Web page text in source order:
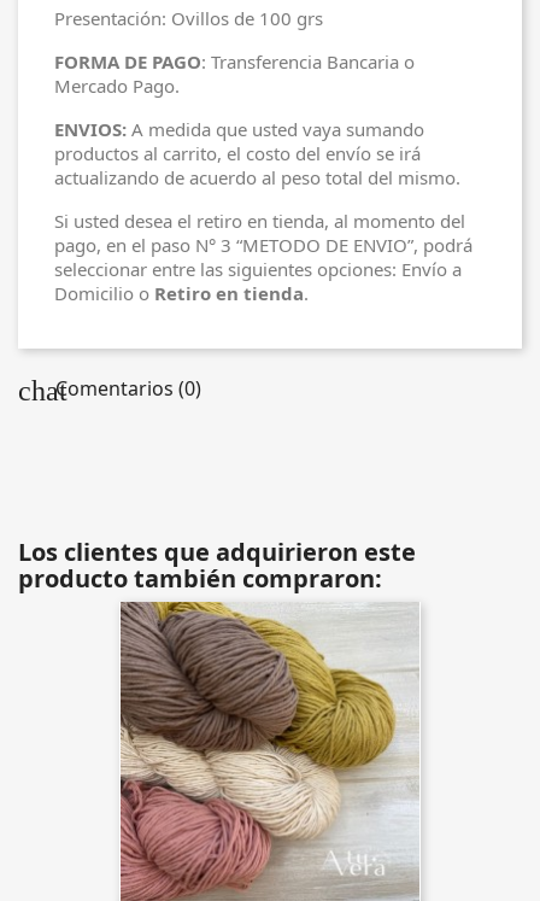
Presentación: Ovillos de 100 grs
FORMA DE PAGO: Transferencia Bancaria o
Mercado Pago.
ENVIOS: A medida que usted vaya sumando
productos al carrito, el costo del envío se irá
actualizando de acuerdo al peso total del mismo.
Si usted desea el retiro en tienda, al momento del
pago, en el paso N° 3 “METODO DE ENVIO”, podrá
seleccionar entre las siguientes opciones: Envío a
Domicilio o Retiro en tienda.
chatComentarios (0)
Los clientes que adquirieron este
producto también compraron: